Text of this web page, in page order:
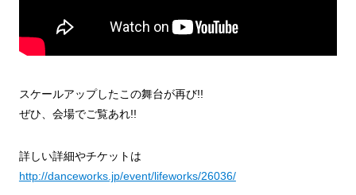
スケールアップしたこの舞台が再び!!
ぜひ、会場でご覧あれ!!
詳しい詳細やチケットは
http://danceworks.jp/event/lifeworks/26036/